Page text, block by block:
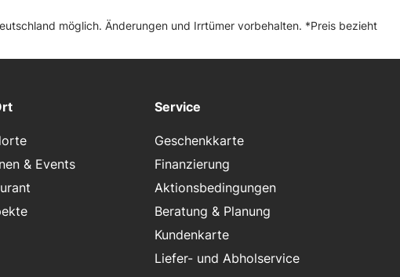
möglich. Änderungen und Irrtümer vorbehalten. *Preis bezieht
& Events
Service
Geschenkkarte
Finanzierung
Aktionsbedingungen
Beratung & Planung
Kundenkarte
Liefer- und Abholservice